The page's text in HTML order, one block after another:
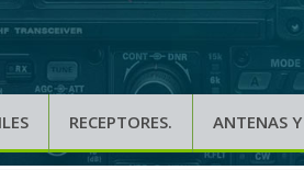
RECEPTORES. ANTENAS